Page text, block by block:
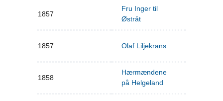
1857
Fru Inger til
Østråt
1857 Olaf Liljekrans
1858
Hærmændene
på Helgeland